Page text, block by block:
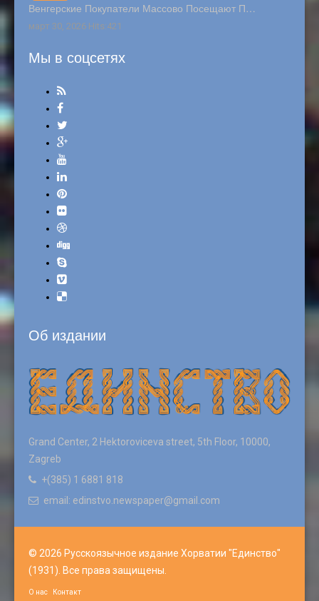
Венгерские Покупатели Массово Посещают П…
март 30, 2026 Hits:421
Мы в соцсетях
Об издании
Grand Center, 2 Hektoroviceva street, 5th Floor, 10000,
Zagreb
+(385) 1 6881 818
email: edinstvo.newspaper@gmail.com
© 2026 Русскоязычное издание Хорватии "Единство"
(1931). Все права защищены.
О нас Контакт